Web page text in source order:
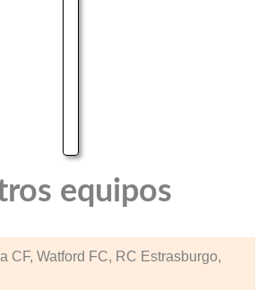
equipos
CF, Watford FC, RC Estrasburgo,